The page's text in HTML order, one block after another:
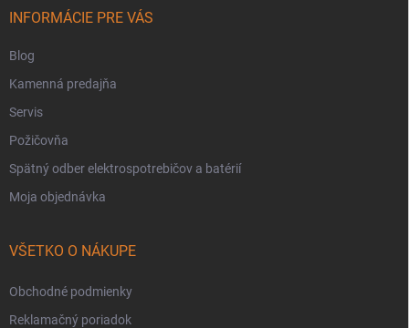
INFORMÁCIE PRE VÁS
Blog
Kamenná predajňa
Servis
Požičovňa
Spätný odber elektrospotrebičov a batérií
Moja objednávka
VŠETKO O NÁKUPE
Obchodné podmienky
Reklamačný poriadok